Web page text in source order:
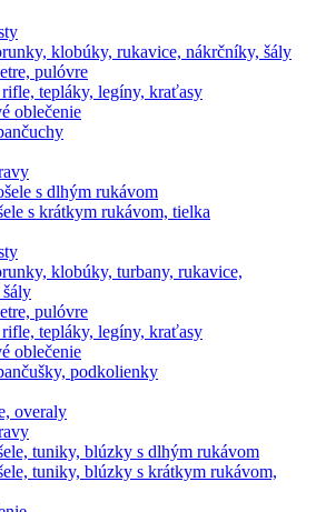
klobúky, rukavice, nákrčníky, šály
pulóvre
tepláky, legíny, kraťasy
oblečenie
s dlhým rukávom
s krátkym rukávom, tielka
klobúky, turbany, rukavice,
pulóvre
tepláky, legíny, kraťasy
oblečenie
podkolienky
overaly
tuniky, blúzky s dlhým rukávom
tuniky, blúzky s krátkym rukávom,